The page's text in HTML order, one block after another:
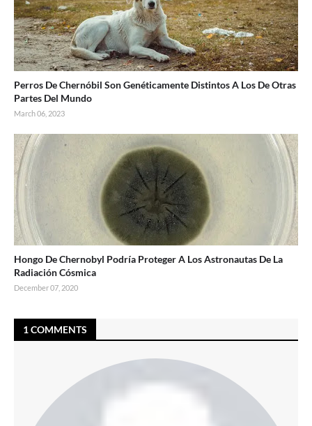
Perros De Chernóbil Son Genéticamente Distintos A Los De Otras
Partes Del Mundo
March 06, 2023
Hongo De Chernobyl Podría Proteger A Los Astronautas De La
Radiación Cósmica
December 07, 2020
1 COMMENTS